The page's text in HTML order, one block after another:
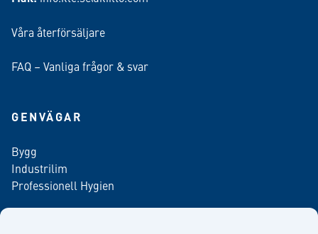
Våra återförsäljare
FAQ – Vanliga frågor & svar
GENVÄGAR
Bygg
Industrilim
Professionell Hygien